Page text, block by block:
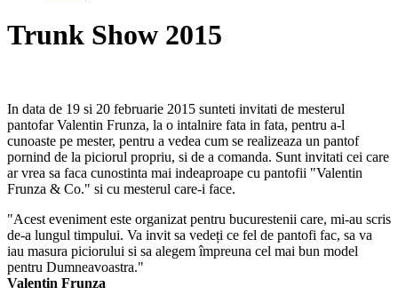
Trunk Show 2015
In data de 19 si 20 februarie 2015 sunteti invitati de mesterul
pantofar Valentin Frunza, la o intalnire fata in fata, pentru a-l
cunoaste pe mester, pentru a vedea cum se realizeaza un pantof
pornind de la piciorul propriu, si de a comanda. Sunt invitati cei care
ar vrea sa faca cunostinta mai indeaproape cu pantofii "Valentin
Frunza & Co." si cu mesterul care-i face.
"Acest eveniment este organizat pentru bucurestenii care, mi-au scris
de-a lungul timpului. Va invit sa vedeți ce fel de pantofi fac, sa va
iau masura piciorului si sa alegem împreuna cel mai bun model
pentru Dumneavoastra."
Valentin Frunza